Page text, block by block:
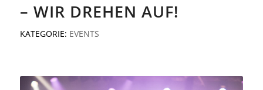
– WIR DREHEN AUF!
KATEGORIE: EVENTS